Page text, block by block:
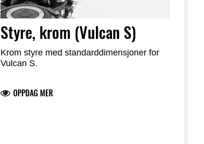
Styre, krom (Vulcan S)
Krom styre med standarddimensjoner for
Vulcan S.
OPPDAG MER